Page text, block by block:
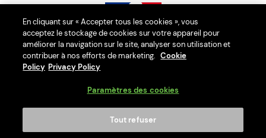
Interdiction de vente de boissons alcooliques aux mineurs de
moins de 18 ans
La preuve de majorité de l'acheteur est exigée au moment de la
CODE DE LA SANTÉ PUBLIQUE : ART. L. 3342-1. L. 3342-3
En cliquant sur « Accepter tous les cookies », vous
acceptez le stockage de cookies sur votre appareil pour
améliorer la navigation sur le site, analyser son utilisation et
contribuer à nos efforts de marketing. Cookie
Policy Privacy Policy
Paramètres des cookies
Tout refuser